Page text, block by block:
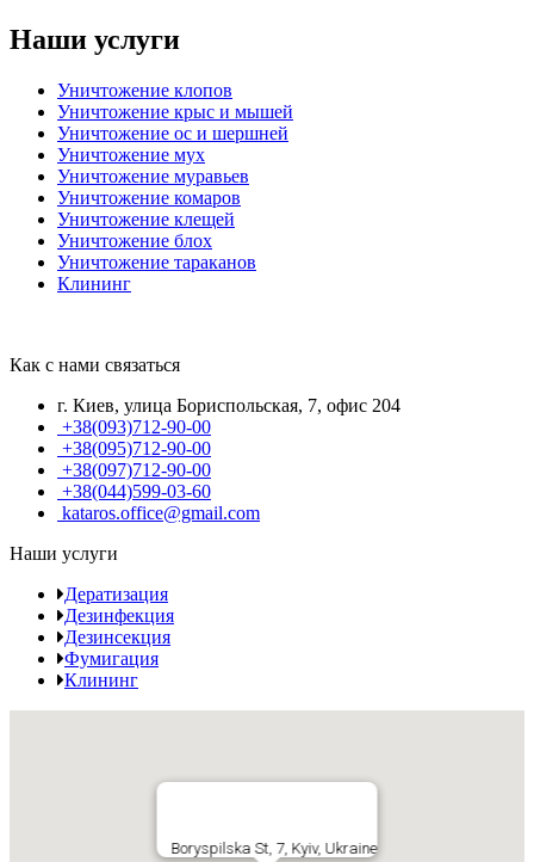
Наши услуги
Уничтожение клопов
Уничтожение крыс и мышей
Уничтожение ос и шершней
Уничтожение мух
Уничтожение муравьев
Уничтожение комаров
Уничтожение клещей
Уничтожение блох
Уничтожение тараканов
Клининг
Как с нами связаться
г. Киев, улица Бориспольская, 7, офис 204
+38(093)712-90-00
+38(095)712-90-00
+38(097)712-90-00
+38(044)599-03-60
kataros.office@gmail.com
Наши услуги
Дератизация
Дезинфекция
Дезинсекция
Фумигация
Клининг
Boryspilska St, 7, Kyiv, Ukraine